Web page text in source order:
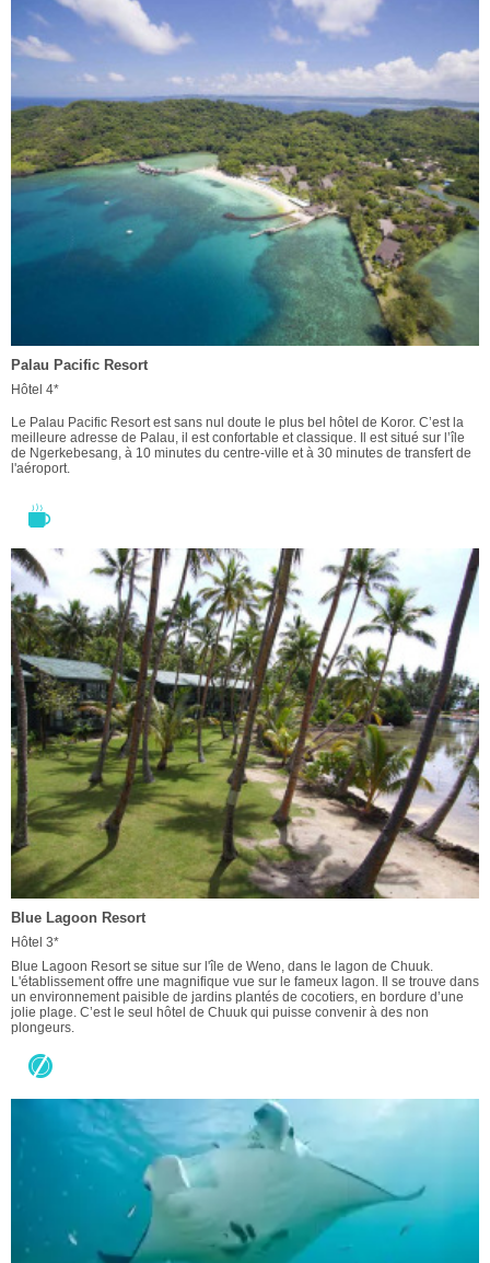
Palau Pacific Resort
Hôtel 4*
Le Palau Pacific Resort est sans nul doute le plus bel hôtel de Koror. C’est la
meilleure adresse de Palau, il est confortable et classique. Il est situé sur l’île
de Ngerkebesang, à 10 minutes du centre-ville et à 30 minutes de transfert de
l'aéroport.
Blue Lagoon Resort
Hôtel 3*
Blue Lagoon Resort se situe sur l'île de Weno, dans le lagon de Chuuk.
L'établissement offre une magnifique vue sur le fameux lagon. Il se trouve dans
un environnement paisible de jardins plantés de cocotiers, en bordure d’une
jolie plage. C’est le seul hôtel de Chuuk qui puisse convenir à des non
plongeurs.